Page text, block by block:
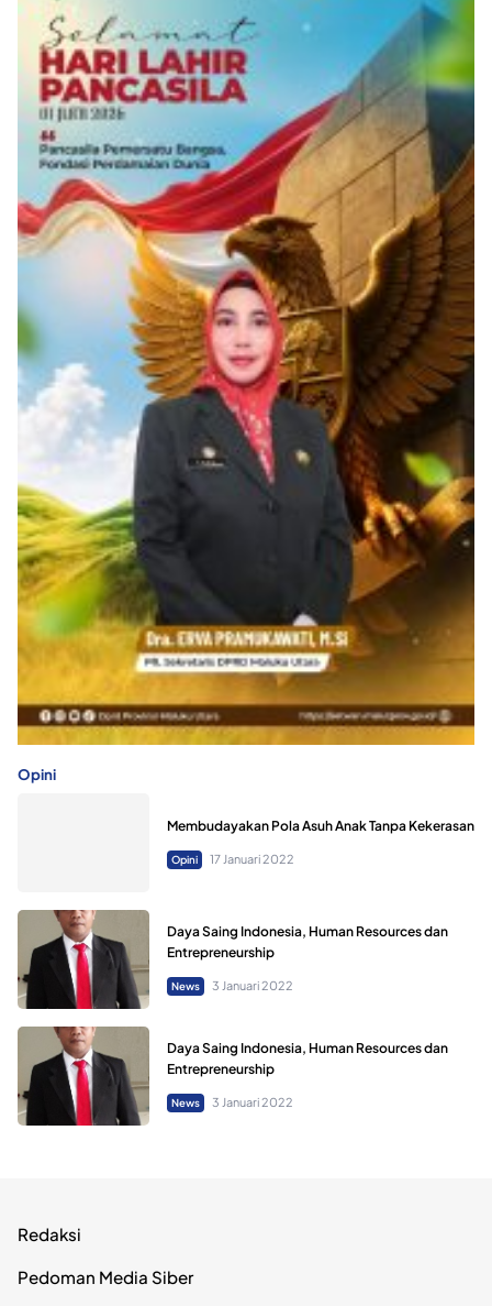
Opini
Membudayakan Pola Asuh Anak Tanpa Kekerasan
Opini 17 Januari 2022
Daya Saing Indonesia, Human Resources dan
Entrepreneurship
News 3 Januari 2022
Daya Saing Indonesia, Human Resources dan
Entrepreneurship
News 3 Januari 2022
Redaksi
Pedoman Media Siber